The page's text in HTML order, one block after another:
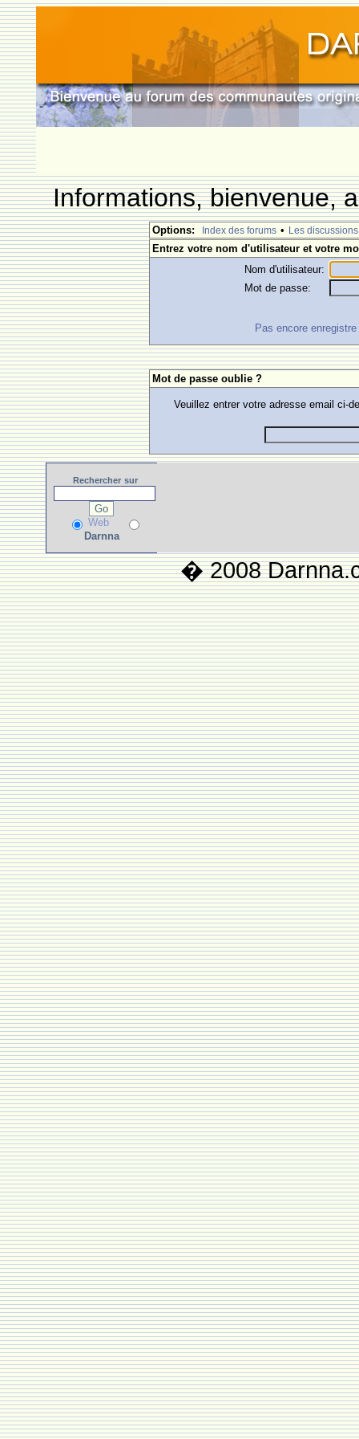
Informations, bienvenue,
Options: Index des forums • Les discussions
Entrez votre nom d'utilisateur et votre
Nom d'utilisateur:
Mot de passe:
Pas encore
Mot de passe oublie ?
Veuillez entrer votre adresse email ci-
Rechercher sur
Web
Darnna
� 2008